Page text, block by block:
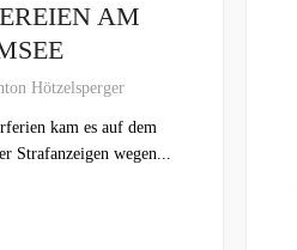
AM
Hötzelsperger
kam es auf dem
Strafanzeigen wegen...